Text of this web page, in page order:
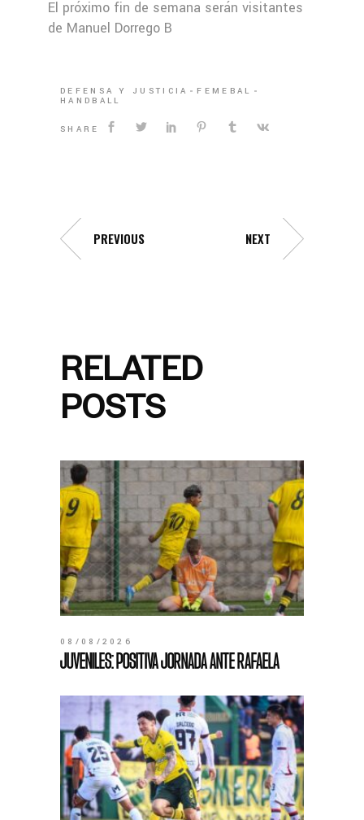
El próximo fin de semana serán visitantes
de Manuel Dorrego B
DEFENSA Y JUSTICIA
FEMEBAL
HANDBALL
SHARE
PREVIOUS NEXT
RELATED
POSTS
08/08/2026
JUVENILES: POSITIVA JORNADA ANTE RAFAELA